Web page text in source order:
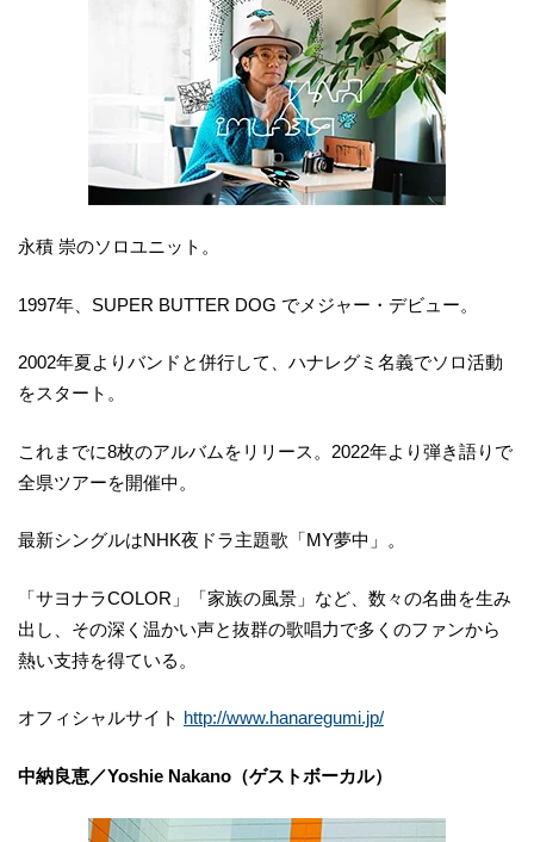
永積 崇のソロユニット。
1997年、SUPER BUTTER DOG でメジャー・デビュー。
2002年夏よりバンドと併行して、ハナレグミ名義でソロ活動
をスタート。
これまでに8枚のアルバムをリリース。2022年より弾き語りで
全県ツアーを開催中。
最新シングルはNHK夜ドラ主題歌「MY夢中」。
「サヨナラCOLOR」「家族の風景」など、数々の名曲を生み
出し、その深く温かい声と抜群の歌唱力で多くのファンから
熱い支持を得ている。
オフィシャルサイト http://www.hanaregumi.jp/
中納良恵／Yoshie Nakano（ゲストボーカル）